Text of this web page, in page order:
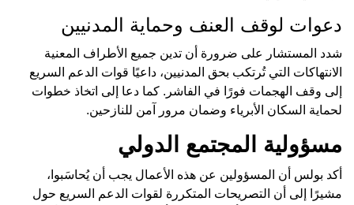
دعوات لوقف العنف وحماية المدنيين
شدد المستشار على ضرورة أن تدين جميع الأطراف المعنية
الانتهاكات التي تُرتكب بحق المدنيين، داعيًا قوات الدعم السريع
إلى وقف الهجمات فورًا في الفاشر. كما دعا إلى اتخاذ خطوات
لحماية السكان الأبرياء وضمان مرور آمن للنازحين.
مسؤولية المجتمع الدولي
أكد بولس أن المسؤولين عن هذه الأعمال يجب أن يُحاسَبوا،
مشيرًا إلى أن التصريحات المتكررة لقوات الدعم السريع حول